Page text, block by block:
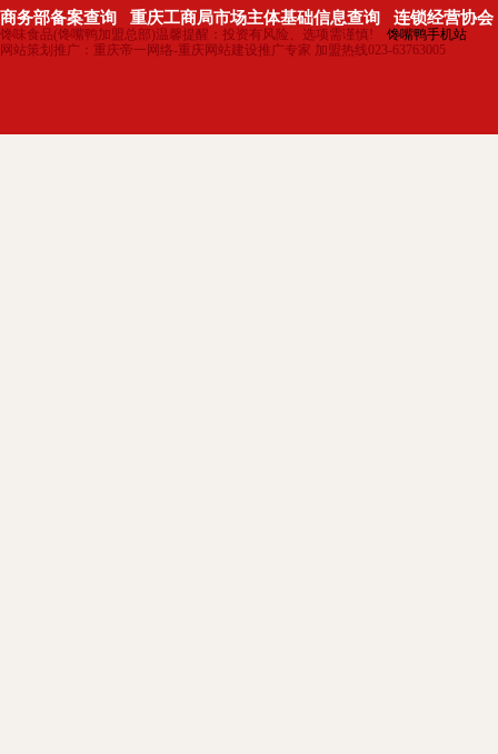
商务部备案查询 重庆工商局市场主体基础信息查询 连锁经营协会
馋味食品(馋嘴鸭加盟总部)温馨提醒：投资有风险、选项需谨慎! 馋嘴鸭手机站
网站策划推广：重庆帝一网络-重庆网站建设推广专家 加盟热线023-63763005